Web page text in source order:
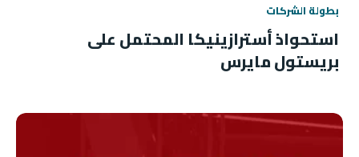
بطولة الشركات
استحواذ أسترازينيكا المحتمل على
بريستول مايرس